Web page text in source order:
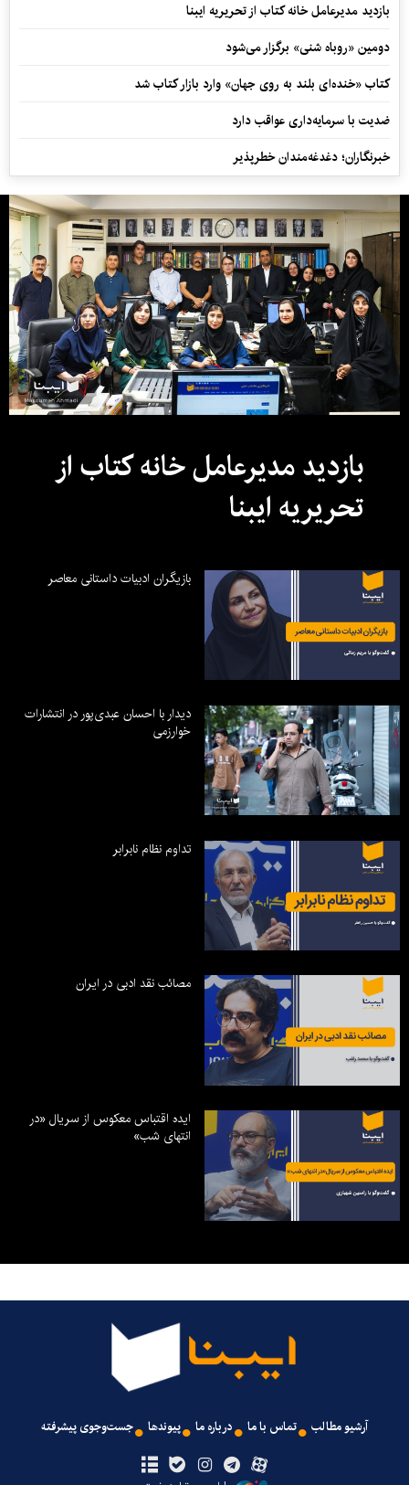
بازدید مدیرعامل خانه کتاب از تحریریه ایبنا
دومین «روباه شنی» برگزار می‌شود
کتاب «خنده‌ای بلند به روی جهان» وارد بازار کتاب شد
ضدیت با سرمایه‌داری عواقب دارد
خبرنگاران؛ دغدغه‌مندان خطرپذیر
بازدید مدیرعامل خانه کتاب از
تحریریه ایبنا
بازیگران ادبیات داستانی معاصر
دیدار با احسان عبدی‌پور در انتشارات
خوارزمی
تداوم نظام نابرابر
مصائب نقد ادبی در ایران
ایده اقتباس معکوس از سریال «در
انتهای شب»
آرشیو مطالب تماس با ما درباره ما پیوندها جست‌وجوی پیشرفته